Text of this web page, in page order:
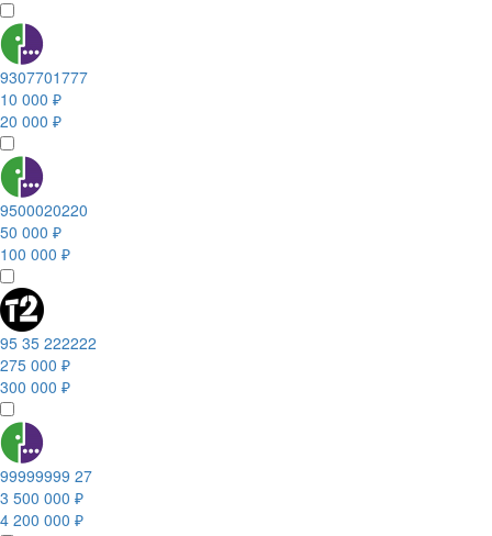
9307701777
10 000 ₽
20 000 ₽
9500020220
50 000 ₽
100 000 ₽
95 35 222222
275 000 ₽
300 000 ₽
99999999 27
3 500 000 ₽
4 200 000 ₽